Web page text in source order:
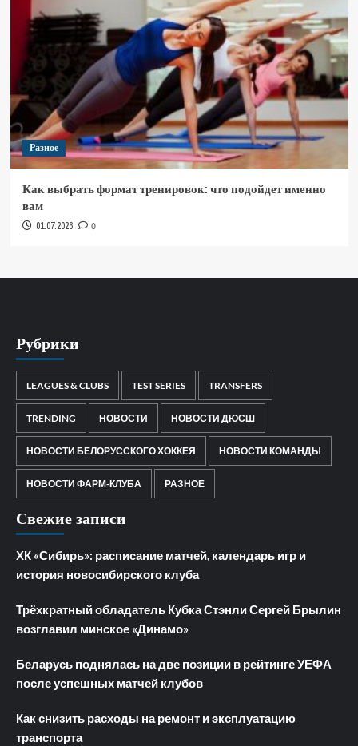
Разное
Как выбрать формат тренировок: что подойдет именно
вам
01.07.2026 0
Рубрики
LEAGUES & CLUBS TEST SERIES TRANSFERS
TRENDING НОВОСТИ НОВОСТИ ДЮСШ
НОВОСТИ БЕЛОРУССКОГО ХОККЕЯ НОВОСТИ КОМАНДЫ
НОВОСТИ ФАРМ-КЛУБА РАЗНОЕ
Свежие записи
ХК «Сибирь»: расписание матчей, календарь игр и
история новосибирского клуба
Трёхкратный обладатель Кубка Стэнли Сергей Брылин
возглавил минское «Динамо»
Беларусь поднялась на две позиции в рейтинге УЕФА
после успешных матчей клубов
Как снизить расходы на ремонт и эксплуатацию
транспорта